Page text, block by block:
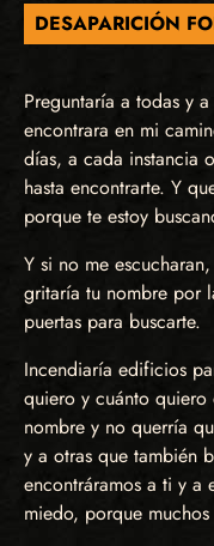
DESAPARICIÓN
Preguntaría a todas y
encontrara en mi
días, a cada instancia
hasta encontrarte. Y
porque te estoy
Y si no me
gritaría tu nombre por
puertas para buscarte.
Incendiaría edificios
quiero y cuánto quiero
nombre y no querría
y a otras que también
encontráramos a ti y a
miedo, porque